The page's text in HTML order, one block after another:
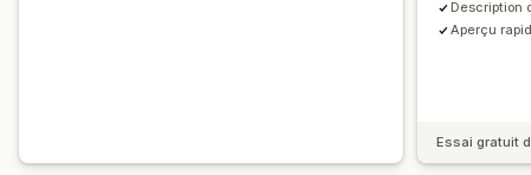
Description
Aperçu
Essai gratuit